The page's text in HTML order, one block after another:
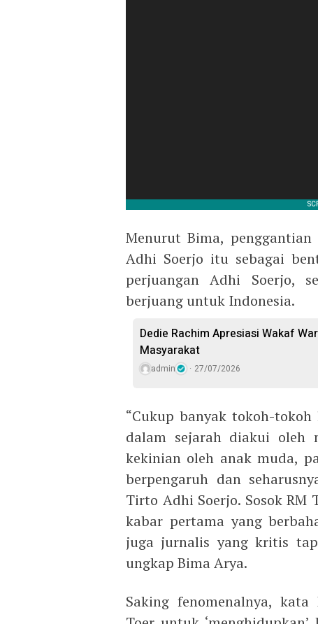
Menurut Bima, penggantian
Adhi Soerjo itu sebagai
perjuangan Adhi Soerjo,
berjuang untuk Indonesia.
Dedie Rachim Apresiasi Wakaf
Masyarakat
admin 27/07/2026
“Cukup banyak tokoh-
dalam sejarah diakui oleh
kekinian oleh anak muda,
berpengaruh dan
Tirto Adhi Soerjo. Sosok
kabar pertama yang
juga jurnalis yang kritis
ungkap Bima Arya.
Saking fenomenalnya,